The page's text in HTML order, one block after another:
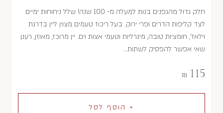
חלק גדול מהגפנים בנות למעלה מ- 100 שנה! שלל ניחוחות ימיים
לצד קליפות הדרים ופרי ירוק. בעל ריכוז טעמים מצוין ליין בדרגת
וילאז', חומציות טובה, מינרליות וטעמי אצות וים. יין מרוכז, מאוזן, רענן
שאי אפשר להפסיק לשתות...
115
₪
+ הוסף לסל